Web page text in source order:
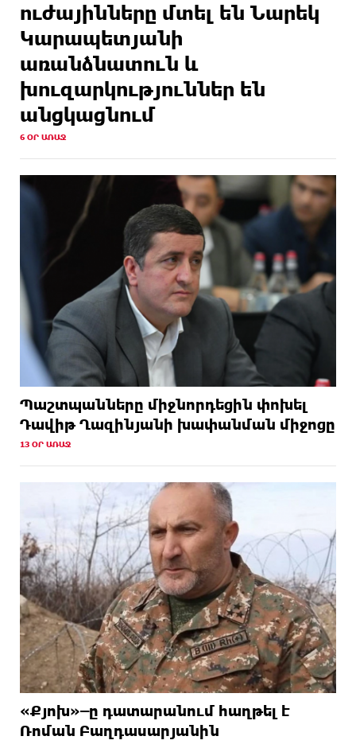
ուժայինները մտել են Նարեկ
Կարապետյանի
առանձնատուն և
խուզարկություններ են
անցկացնում
6 ՕՐ ԱՌԱՋ
Պաշտպանները միջնորդեցին փոխել
Դավիթ Ղազինյանի խափանման միջոցը
13 ՕՐ ԱՌԱՋ
«Քյոխ»–ը դատարանում հաղթել է
Ռոման Բաղդասարյանին